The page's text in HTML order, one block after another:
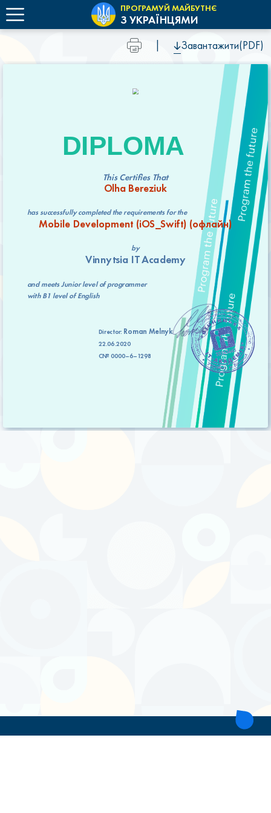
ПРОГРАМУЙ МАЙБУТНЄ
З УКРАЇНЦЯМИ
|
Завантажити(PDF)
DIPLOMA
This Certifies That
Olha Bereziuk
has successfully completed the requirements for the
Mobile Development (iOS_Swift) (офлайн)
by
Vinnytsia IT Academy
and meetsJunior levelof programmer
withB1 levelof English
Director: Roman Melnyk
22.06.2020
C№ 0000–6–1298